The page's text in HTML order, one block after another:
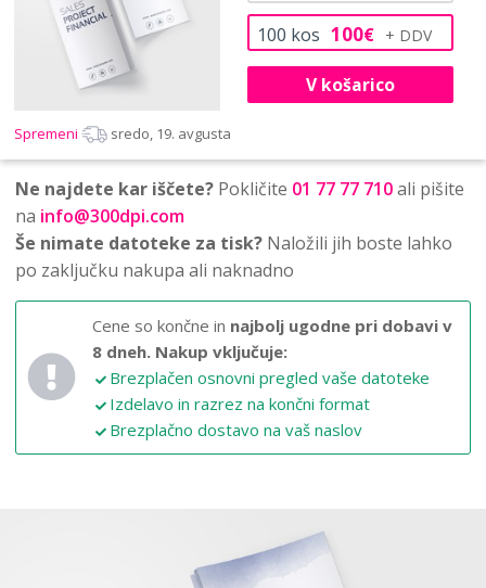
100 kos 100€
V košarico
Spremeni sredo, 19. avgusta
Ne najdete kar iščete? Pokličite 01 77 77 710ali pišite
na info@300dpi.com
Še nimate datoteke za tisk? Naložili jih boste lahko
po zaključku nakupa ali naknadno
Cene so končne in najbolj ugodne pri dobavi v
8 dneh. Nakup vključuje:
Brezplačen osnovni pregled vaše datoteke
Izdelavo in razrez na končni format
Brezplačno dostavo na vaš naslov